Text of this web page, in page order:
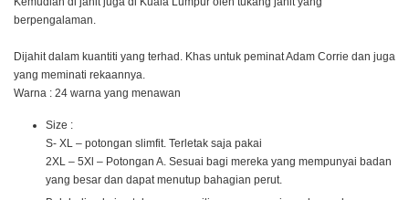
berpengalaman.
Dijahit dalam kuantiti yang terhad. Khas untuk peminat Adam Corrie dan juga
yang meminati rekaannya.
Warna : 24 warna yang menawan
Size :
S- XL – potongan slimfit. Terletak saja pakai
2XL – 5Xl – Potongan A. Sesuai bagi mereka yang mempunyai badan
yang besar dan dapat menutup bahagian perut.